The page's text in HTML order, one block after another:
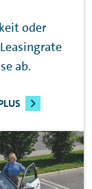
oder
ab.